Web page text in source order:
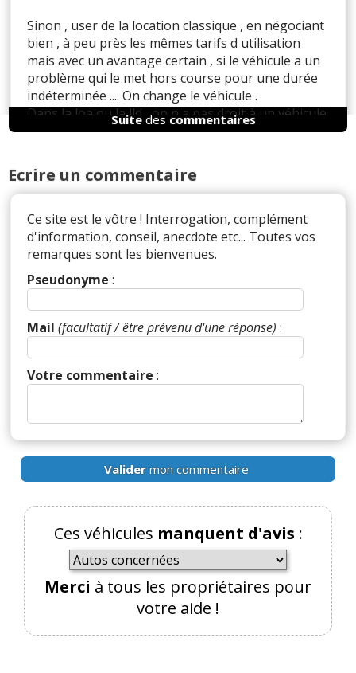
Sinon , user de la location classique , en négociant
bien , à peu près les mêmes tarifs d utilisation
mais avec un avantage certain , si le véhicule a un
problème qui le met hors course pour une durée
indéterminée .... On change le véhicule .
Dans la loa ou la lld , on n'a pas droit à un véhicule
de courtoisie en cas de problème ?
Il y a1réaction(s) sur ce commentaire :
Par Bug haty TOP CONTRIBUTEUR(2026-04-
04 01:49:11) : Le pire c’est que les constructeurs
ou prêteurs font la culbute en revendant ces
virtuellement la tva donc avec une marge
supérieure au neuf
Réagir à ce commentaire
ParBug Haty TOP CONTRIBUTEUR(Date :
Il y a les LOA; les LLD et les PAC. Les pièges à
quoons.
Lease ça veut dire en anglais qu'on est que
locataire de sa voiture, mais en plus on assume les
risques de pannes bien que juridiquement, la
En bon français, c'est de l'usure.
Suitedes commentaires
Ecrire un commentaire
Ce site est le vôtre ! Interrogation, complément
d'information, conseil, anecdote etc... Toutes vos
remarques sont les bienvenues.
Pseudonyme :
Mail (facultatif / être prévenu d'une réponse) :
Votre commentaire :
Validermon commentaire
Ces véhicules manquent d'avis :
Merci à tous les propriétaires pour
votre aide !